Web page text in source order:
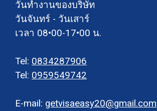
วันทำงานของบริษัท
วันจันทร์ - วันเสาร์
เวลา 08•00-17•00 น.
Tel: 0834287906
Tel: 0959549742
E-mail: getvisaeasy20@gmail.com